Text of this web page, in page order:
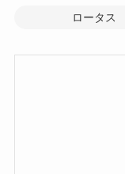
ロータス